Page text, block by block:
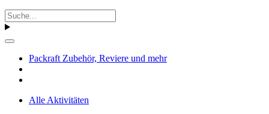
Packraft Zubehör, Reviere und mehr
Alle Aktivitäten